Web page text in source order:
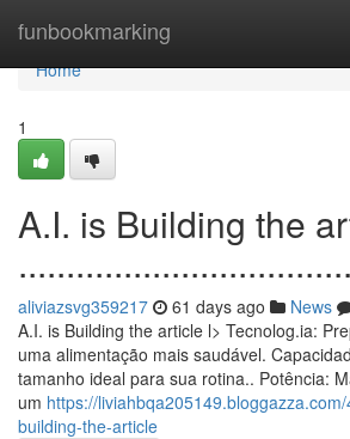
funbookmarking
Home
Home
1
A.I. is Building the
aliviazsvg359217 61 days ago News
A.I. is Building the article l> Tecnolog.ia:
uma alimentação mais saudável.
tamanho ideal para sua rotina.. Potência:
um https://
building-the-article